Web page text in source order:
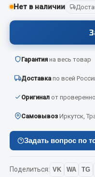
Подогреватели тосола
Автотовары
Автозвук
Автокаталоги
Аптечки и знаки
Нет в наличии
Гарантия на весь товар
Доставка по всей
Оригинал от
Самовывоз Иркутск,
Задать вопрос по
Поделиться: VK WA TG